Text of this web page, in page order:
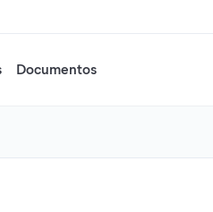
Documentos